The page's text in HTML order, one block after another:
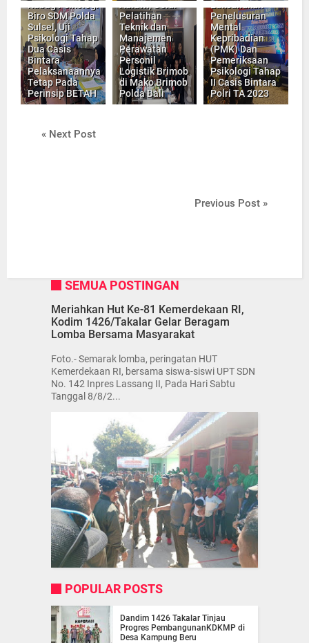
Biro SDM Polda
Sulsel, Uji
Psikologi Tahap
Dua Casis
Bintara
Pelaksanaannya
Tetap Pada
Perinsip BETAH
Pelatihan
Teknik dan
Manajemen
Perawatan
Personil
Logistik Brimob
di Mako Brimob
Polda Bali
Penelusuran
Mental
Kepribadian
(PMK) Dan
Pemeriksaan
Psikologi Tahap
II Casis Bintara
Polri TA 2023
« Next Post
Previous Post »
SEMUA POSTINGAN
Meriahkan Hut Ke-81 Kemerdekaan RI,
Kodim 1426/Takalar Gelar Beragam
Lomba Bersama Masyarakat
Foto.- Semarak lomba, peringatan HUT
Kemerdekaan RI, bersama siswa-siswi UPT SDN
No. 142 Inpres Lassang II, Pada Hari Sabtu
Tanggal 8/8/2...
POPULAR POSTS
Dandim 1426 Takalar Tinjau
Progres PembangunanKDKMP di
Desa Kampung Beru